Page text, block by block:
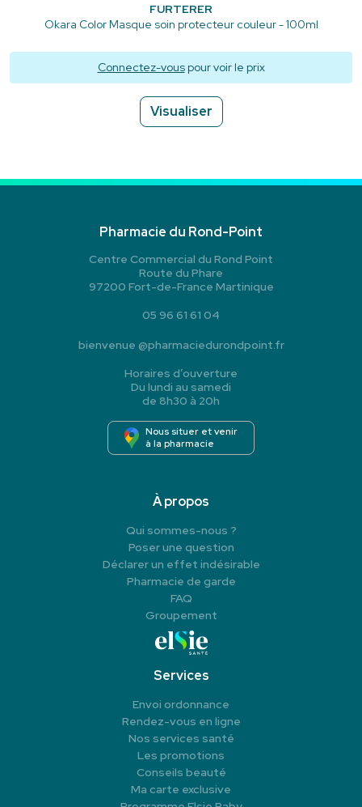
FURTERER
Okara Color Masque soin protecteur couleur - 100ml
Connectez-vouspour voir le prix
Visualiser
Pharmacie du Rond-Point
Centre Commercial du Rond Point
Route du Phare
97200 Fort-de-France Martinique
05 96 61 61 04
bienvenue @pharmaciedurondpoint.fr
Horaires d’ouverture
Du lundi au samedi
de 8h30 à 20h
Nous situer et venir
à la pharmacie
À propos
Qui sommes-nous ?
Poser une question
Déclarer un effet indésirable
Pharmacie de garde
FAQ
Groupement
Services
Envoi ordonnance
Rendez-vous en ligne
Nos services santé
Les promotions
Conseils beauté
Ma carte exclusive